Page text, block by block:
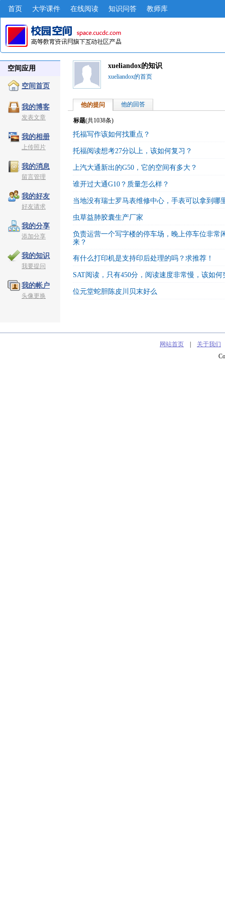
首页 大学课件 在线阅读 知识问答 教师库
空间应用
空间首页
我的博客
发表文章
我的相册
上传照片
我的消息
留言管理
我的好友
好友请求
我的分享
添加分享
我的知识
我要提问
我的帐户
头像更换
xueliandox的知识
xueliandox的首页
他的提问 他的回答
标题(共1038条)
托福写作该如何找重点？
托福阅读想考27分以上，该如何复习？
上汽大通新出的G50，它的空间有多大？
谁开过大通G10？质量怎么样？
当地没有瑞士罗马表维修中心，手表可以拿到哪
虫草益肺胶囊生产厂家
负责运营一个写字楼的停车场，晚上停车位非常
来？
有什么打印机是支持印后处理的吗？求推荐！
SAT阅读，只有450分，阅读速度非常慢，该如何
位元堂蛇胆陈皮川贝末好么
网站首页 关于我们